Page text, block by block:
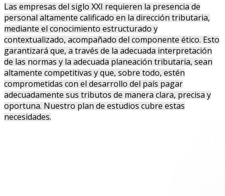
Las empresas del siglo XXI requieren la presencia de
personal altamente calificado en la dirección tributaria,
mediante el conocimiento estructurado y
contextualizado, acompañado del componente ético. Esto
garantizará que, a través de la adecuada interpretación
de las normas y la adecuada planeación tributaria, sean
altamente competitivas y que, sobre todo, estén
comprometidas con el desarrollo del país pagar
adecuadamente sus tributos de manera clara, precisa y
oportuna. Nuestro plan de estudios cubre estas
necesidades.